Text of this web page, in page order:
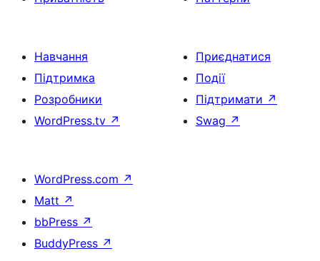
Навчання
Підтримка
Розробники
WordPress.tv ↗
Приєднатися
Події
Підтримати ↗
Swag ↗
WordPress.com ↗
Matt ↗
bbPress ↗
BuddyPress ↗